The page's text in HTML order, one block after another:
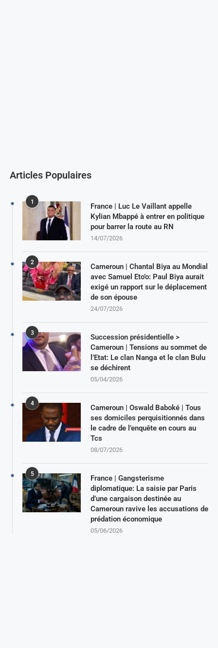
Articles Populaires
1
France | Luc Le Vaillant appelle
Kylian Mbappé à entrer en politique
pour barrer la route au RN
14/07/2026
2
Cameroun | Chantal Biya au Mondial
avec Samuel Eto’o: Paul Biya aurait
exigé un rapport sur le déplacement
de son épouse
24/07/2026
3
Succession présidentielle >
Cameroun | Tensions au sommet de
l’Etat: Le clan Nanga et le clan Bulu
se déchirent
05/04/2026
4
Cameroun | Oswald Baboké | Tous
ses domiciles perquisitionnés dans
le cadre de l’enquête en cours au
Tcs
08/07/2026
5
France | Gangsterisme
diplomatique: La saisie par Paris
d’une cargaison destinée au
Cameroun ravive les accusations de
prédation économique
05/06/2026